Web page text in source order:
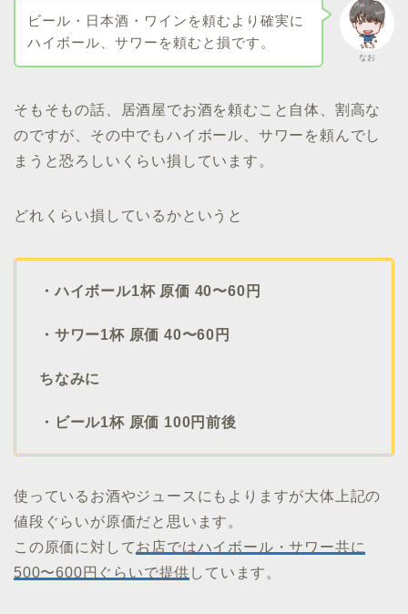
なお
ビール・日本酒・ワインを頼むより確実に
ハイボール、サワーを頼むと損です。
そもそもの話、居酒屋でお酒を頼むこと自体、割高な
のですが、その中でもハイボール、サワーを頼んでし
まうと恐ろしいくらい損しています。
どれくらい損しているかというと
・ハイボール1杯 原価 40〜60円
・サワー1杯 原価 40〜60円
ちなみに
・ビール1杯 原価 100円前後
使っているお酒やジュースにもよりますが大体上記の
値段ぐらいが原価だと思います。
この原価に対してお店ではハイボール・サワー共に
500〜600円ぐらいで提供 しています。